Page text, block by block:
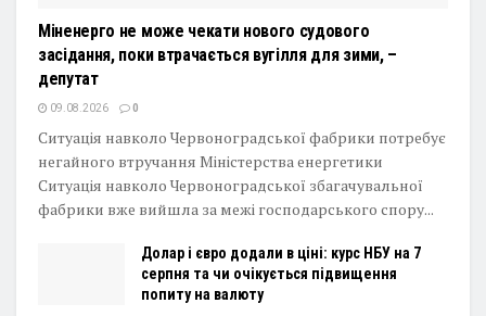
Міненерго не може чекати нового судового
засідання, поки втрачається вугілля для зими, –
депутат
09.08.2026 0
Ситуація навколо Червоноградської фабрики потребує
негайного втручання Міністерства енергетики
Ситуація навколо Червоноградської збагачувальної
фабрики вже вийшла за межі господарського спору...
Долар і євро додали в ціні: курс НБУ на 7
серпня та чи очікується підвищення
попиту на валюту